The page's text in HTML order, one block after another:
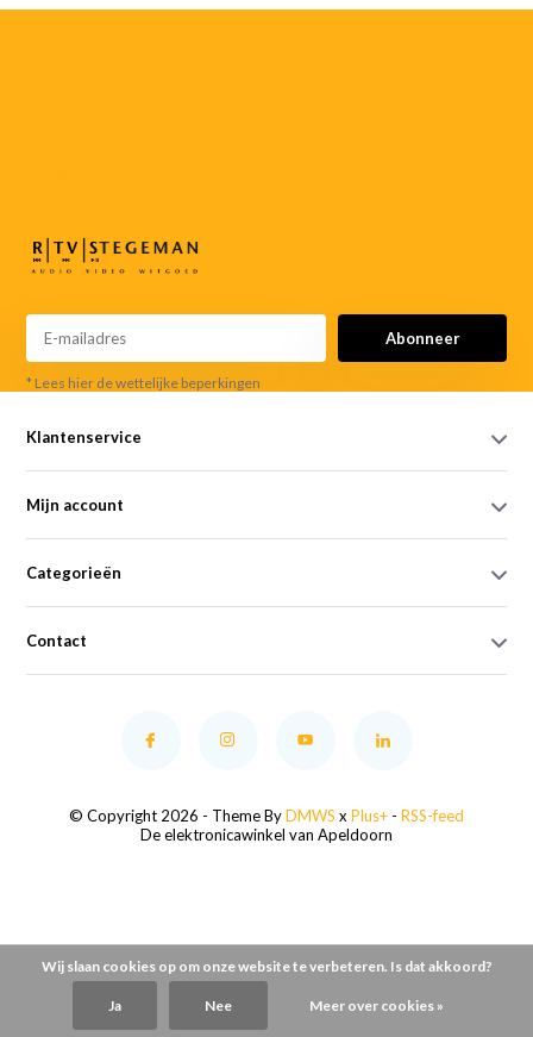
Abonneer
* Lees hier de wettelijke beperkingen
Klantenservice
Mijn account
Categorieën
Contact
© Copyright 2026 - Theme ByDMWS x Plus+ - RSS-feed
De elektronicawinkel van Apeldoorn
Wij slaan cookies op om onze website te verbeteren. Is dat akkoord?
Ja Nee Meer over cookies »